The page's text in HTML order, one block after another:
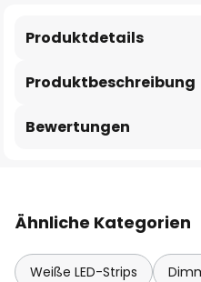
Produktbeschreibung
Produktdetails
Bewertungen
Ähnliche Kategorien
Weiße LED-Strips